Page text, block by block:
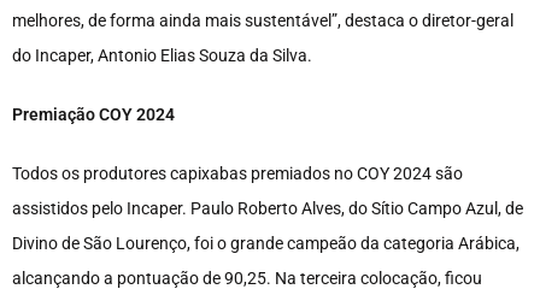
melhores, de forma ainda mais sustentável”, destaca o diretor-geral
do Incaper, Antonio Elias Souza da Silva.
Premiação COY 2024
Todos os produtores capixabas premiados no COY 2024 são
assistidos pelo Incaper. Paulo Roberto Alves, do Sítio Campo Azul, de
Divino de São Lourenço, foi o grande campeão da categoria Arábica,
alcançando a pontuação de 90,25. Na terceira colocação, ficou